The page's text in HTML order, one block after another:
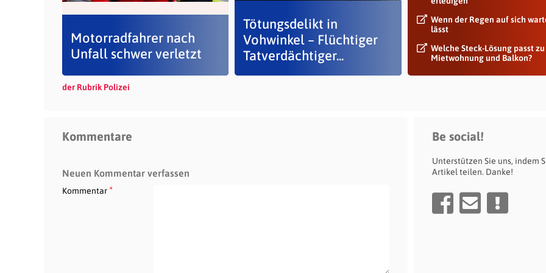
Motorradfahrer nach
Unfall schwer verletzt
Tötungsdelikt in
Vohwinkel – Flüchtiger
Tatverdächtiger...
Wenn der Regen auf sich
lässt
Welche Steck-Lösung passt zu
Mietwohnung und Balkon?
der Rubrik Polizei
Kommentare
Neuen Kommentar verfassen
Kommentar*
Be social!
Unterstützen Sie uns, indem
Artikel teilen. Danke!